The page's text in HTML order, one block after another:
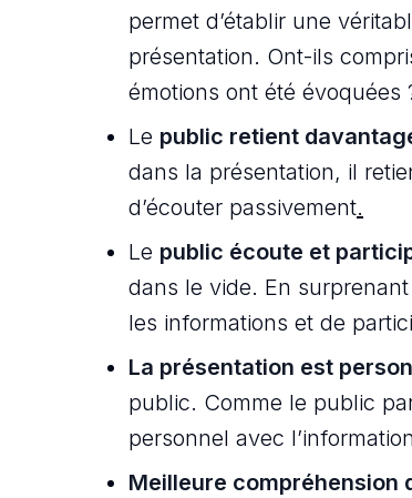
permet d’établir une
présentation. Ont-ils
émotions ont été évoquées
Le public retient
dans la présentation, il
d’écouter passivement.
Le public écoute et
dans le vide. En
les informations et de
La présentation est
public. Comme le public
personnel avec
Meilleure compréhension